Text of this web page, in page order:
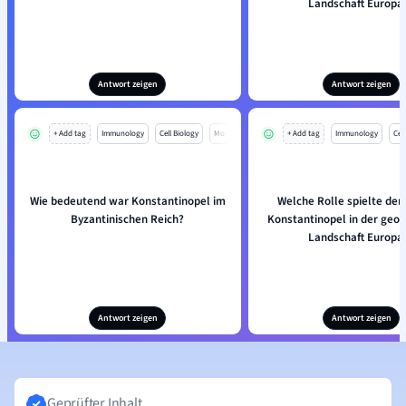
Antwort zeigen
Landschaft
Antwort zeigen
+ Add tag Immunology Cell Biology Mo
Wie bedeutend war Konstantinopel im
Byzantinischen Reich?
Antwort zeigen
+ Add tag Immunology
Welche Rolle spielte der
Konstantinopel in der
Landschaft
Antwort zeigen